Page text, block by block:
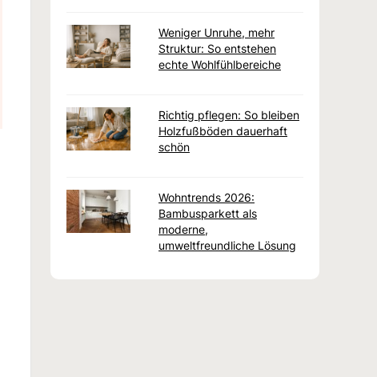
Weniger Unruhe, mehr
Struktur: So entstehen
echte Wohlfühlbereiche
Richtig pflegen: So bleiben
Holzfußböden dauerhaft
schön
Wohntrends 2026:
Bambusparkett als
moderne,
umweltfreundliche Lösung